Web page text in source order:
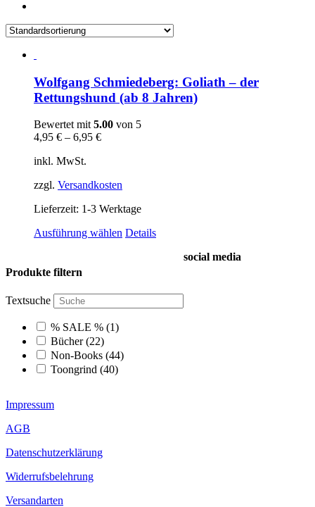
Wolfgang Schmiedeberg: Goliath – der
Rettungshund (ab 8 Jahren)
Bewertet mit5.00 von 5
4,95 € – 6,95 €
inkl. MwSt.
zzgl. Versandkosten
Lieferzeit: 1-3 Werktage
Ausführung wählen Dieses
auf.
Die
Details
Produkte filtern
Textsuche
% SALE % (1)
Bücher(22)
Non-Books (44)
Toongrind (40)
social media
Impressum
AGB
Datenschutzerklärung
Widerrufsbelehrung
Versandarten